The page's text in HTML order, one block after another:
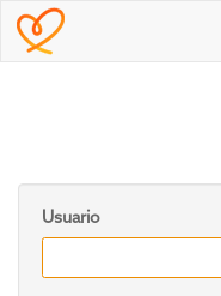
Usuario